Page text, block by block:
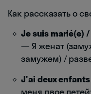
Как рассказать о
Je suis marié(e)
— Я женат
замужем) /
J'ai deux
меня двое